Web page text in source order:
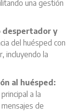
una gestión
y
del huésped con
incluyendo la
al huésped:
a la
de